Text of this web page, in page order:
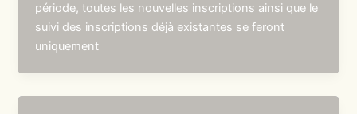
période, toutes les nouvelles inscriptions ainsi que le
suivi des inscriptions déjà existantes se feront
uniquement